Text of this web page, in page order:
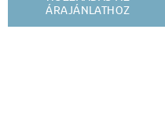
ÁRAJÁNLATHOZ